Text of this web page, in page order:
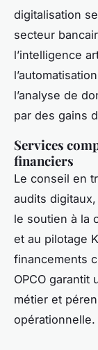
digitalisation
secteur
l’intelligence
l’analyse de
par des gains
Services
financiers
Le conseil en
audits
le soutien à la
et au pilotage
financements
OPCO garantit
métier et
opérationnelle.